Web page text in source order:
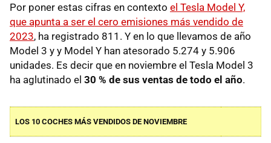
Por poner estas cifras en contexto el Tesla Model Y,
que apunta a ser el cero emisiones más vendido de
2023, ha registrado 811. Y en lo que llevamos de año
Model 3 y y Model Y han atesorado 5.274 y 5.906
unidades. Es decir que en noviembre el Tesla Model 3
ha aglutinado el 30 % de sus ventas de todo el año.
LOS 10 COCHES MÁS VENDIDOS DE NOVIEMBRE